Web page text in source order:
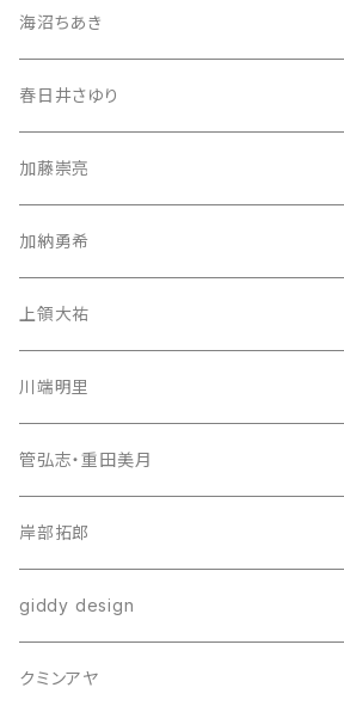
海沼ちあき
春日井さゆり
加藤崇亮
加納勇希
上領大祐
川端明里
管弘志・重田美月
岸部拓郎
giddy design
クミンアヤ